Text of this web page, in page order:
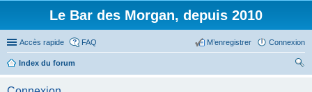
Le Bar des Morgan, depuis 2010
Accès rapide FAQ Connexion
M’enregistrer
Index du forum